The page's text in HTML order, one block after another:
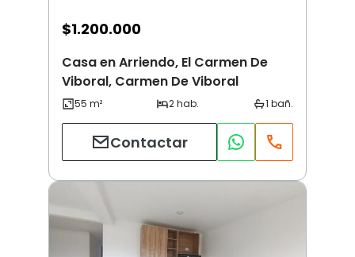
$1.200.000
Casa en Arriendo, El Carmen De
Viboral, Carmen De Viboral
Contactar